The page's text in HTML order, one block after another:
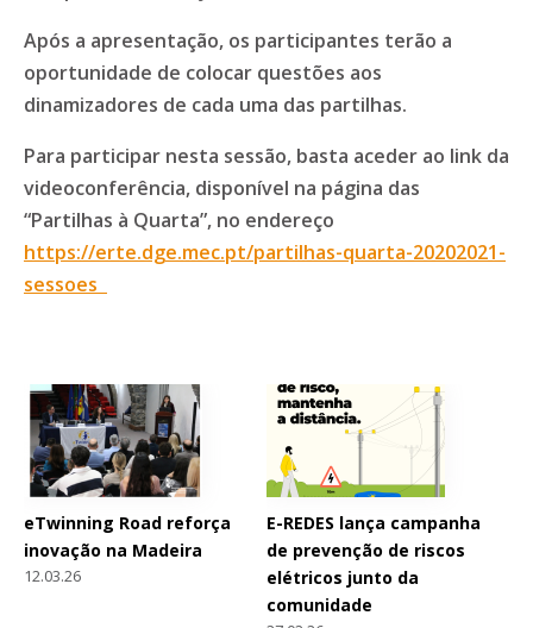
Após a apresentação, os participantes terão a
oportunidade de colocar questões aos
dinamizadores de cada uma das partilhas.
Para participar nesta sessão, basta aceder ao link da
videoconferência, disponível na página das
“Partilhas à Quarta”, no endereço
https://erte.dge.mec.pt/partilhas-quarta-20202021-
sessoes
eTwinning Road reforça
inovação na Madeira
12.03.26
E-REDES lança campanha
de prevenção de riscos
elétricos junto da
comunidade